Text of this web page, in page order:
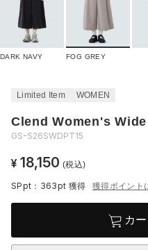
DARK NAVY FOG GREY
Limited Item WOMEN
Clend Women's
GS-S26SWDPT15
¥ 18,150 (税込)
SPpt：363pt 獲得 獲得ポイント
カ